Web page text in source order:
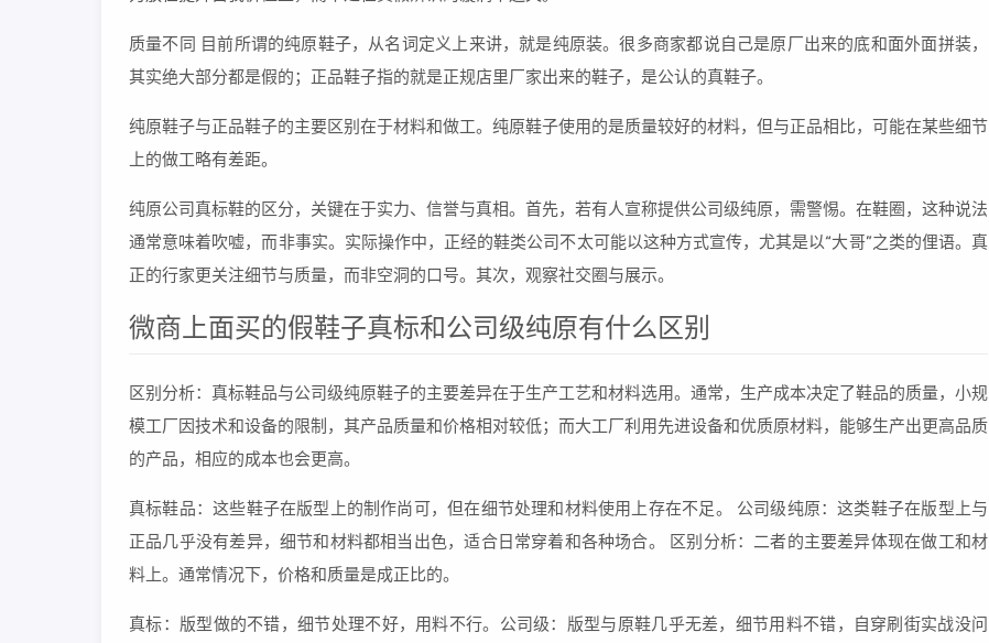
质量不同 目前所谓的纯原鞋子，从名词定义上来讲，就是纯原装。很多商家都说自己是原厂出来的底和面外面拼装，
其实绝大部分都是假的；正品鞋子指的就是正规店里厂家出来的鞋子，是公认的真鞋子。
纯原鞋子与正品鞋子的主要区别在于材料和做工。纯原鞋子使用的是质量较好的材料，但与正品相比，可能在某些细节
上的做工略有差距。
纯原公司真标鞋的区分，关键在于实力、信誉与真相。首先，若有人宣称提供公司级纯原，需警惕。在鞋圈，这种说法
通常意味着吹嘘，而非事实。实际操作中，正经的鞋类公司不太可能以这种方式宣传，尤其是以“大哥”之类的俚语。真
正的行家更关注细节与质量，而非空洞的口号。其次，观察社交圈与展示。
微商上面买的假鞋子真标和公司级纯原有什么区别
区别分析：真标鞋品与公司级纯原鞋子的主要差异在于生产工艺和材料选用。通常，生产成本决定了鞋品的质量，小规
模工厂因技术和设备的限制，其产品质量和价格相对较低；而大工厂利用先进设备和优质原材料，能够生产出更高品质
的产品，相应的成本也会更高。
真标鞋品：这些鞋子在版型上的制作尚可，但在细节处理和材料使用上存在不足。 公司级纯原：这类鞋子在版型上与
正品几乎没有差异，细节和材料都相当出色，适合日常穿着和各种场合。 区别分析：二者的主要差异体现在做工和材
料上。通常情况下，价格和质量是成正比的。
真标：版型做的不错，细节处理不好，用料不行。公司级：版型与原鞋几乎无差，细节用料不错，自穿刷街实战没问